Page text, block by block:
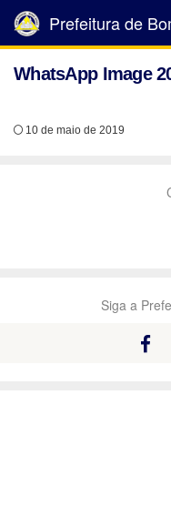
Prefeitura de
WhatsApp Image
10 de maio de 2019
Siga a